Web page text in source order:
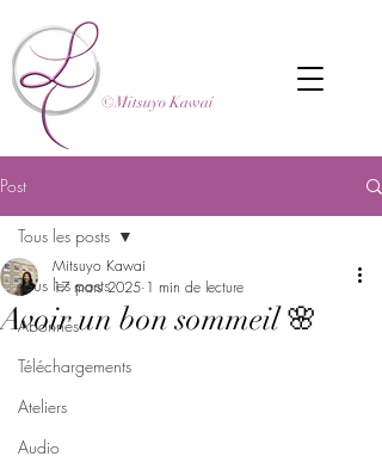
©Mitsuyo Kawai
Post
Tous les posts
Abonnés
Téléchargements
Ateliers
Audio
Tous les posts
Avoir un bon sommeil 🌸
Mitsuyo Kawai
17 mars 2025 1 min de lecture